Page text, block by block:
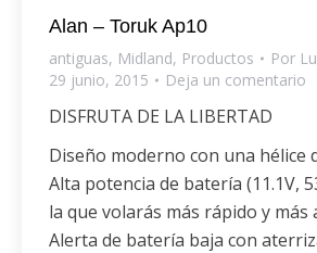
Alan – Toruk Ap10
antiguas, Midland, Productos Por
29 junio, 2015
Deja un comentario
DISFRUTA DE LA LIBERTAD
Diseño moderno con una hélice
Alta potencia de batería (11.1V,
la que volarás más rápido y más
Alerta de batería baja con